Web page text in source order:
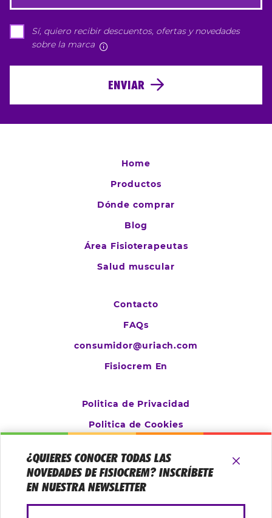
ENVIAR
Sí, quiero recibir descuentos, ofertas y novedades
sobre la marca
¿QUIERES CONOCER TODAS LAS
NOVEDADES DE FISIOCREM? INSCRÍBETE
EN NUESTRA NEWSLETTER
Home
Productos
Dónde comprar
Blog
Área Fisioterapeutas
Salud muscular
Contacto
FAQs
consumidor@uriach.com
Fisiocrem En
Politica de Privacidad
Politica de Cookies
Configurar cookies